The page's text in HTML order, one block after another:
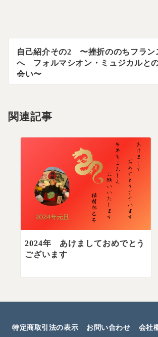
稿
ナ
ビ
自己紹介その2 〜挫折ののちフラン
へ フォルマシオン・ミュジカルと
会い〜
関連記事
2024年 あけましておめでとう
ございます
特定商取引法の表示 お問い合わせ 会社